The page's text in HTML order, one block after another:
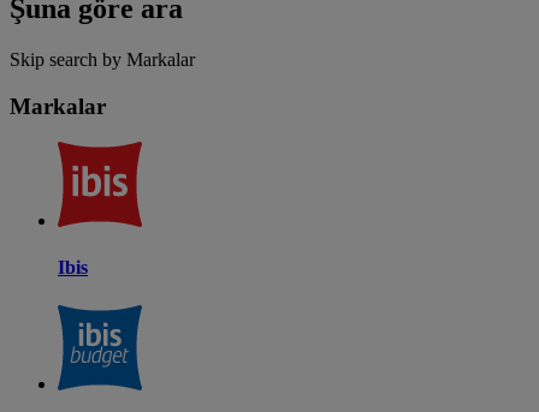
Şuna göre ara
Skip search by Markalar
Markalar
Ibis